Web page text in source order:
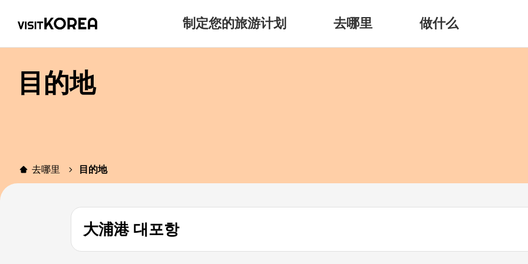
制定您的旅游计划 去哪里 做什么
目的地
去哪里 目的地
大浦港 대포항